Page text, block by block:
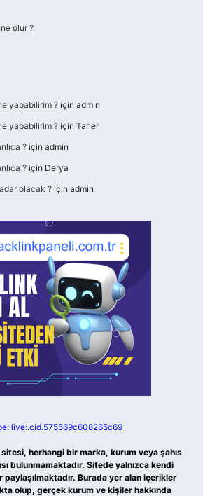
olur ?
yapabilirim ? için admin
yapabilirim ? için Taner
? için admin
? için Derya
olacak ? için admin
live:.cid.575569c608265c69
herhangi bir marka, kurum veya şahıs
bulunmamaktadır. Sitede yalnızca kendi
paylaşılmaktadır. Burada yer alan içerikler
olup, gerçek kurum ve kişiler hakkında